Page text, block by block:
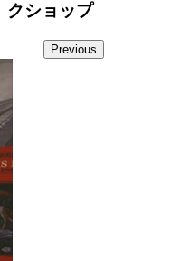
クショップ
Previous